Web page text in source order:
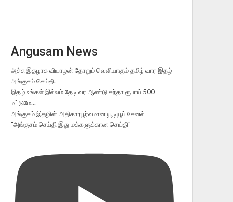
Angusam News
அச்சு இதழாக வியாழன் தோறும் வெளியாகும் தமிழ் வார இதழ்
அங்குசம் செய்தி.
இதழ் உங்கள் இல்லம் தேடி வர ஆண்டு சந்தா ரூபாய் 500
மட்டுமே...
அங்குசம் இதழின் அதிகாரபூர்வமான யூடியூப் சேனல்
"அங்குசம் செய்தி இது மக்களுக்கான செய்தி"